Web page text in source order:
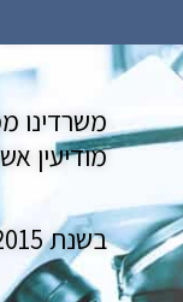
משרדינו
מודיעין
בשנת 2015 הוסמכנו ל תקן ISO 9002.